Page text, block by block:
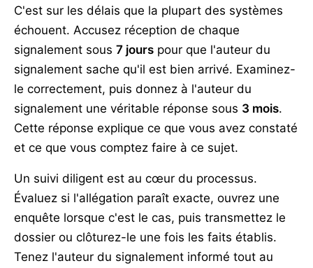
C'est sur les délais que la plupart des systèmes
échouent. Accusez réception de chaque
signalement sous 7 jours pour que l'auteur du
signalement sache qu'il est bien arrivé. Examinez-
le correctement, puis donnez à l'auteur du
signalement une véritable réponse sous 3 mois.
Cette réponse explique ce que vous avez constaté
et ce que vous comptez faire à ce sujet.
Un suivi diligent est au cœur du processus.
Évaluez si l'allégation paraît exacte, ouvrez une
enquête lorsque c'est le cas, puis transmettez le
dossier ou clôturez-le une fois les faits établis.
Tenez l'auteur du signalement informé tout au